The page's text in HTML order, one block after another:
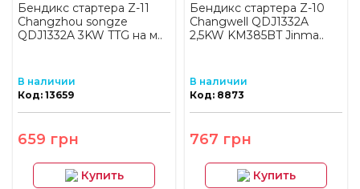
Бендикс стартера Z-11
Changzhou songze
QDJ1332A 3KW TTG на м..
В наличии
Код: 13659
659 грн
Купить
Бендикс стартера Z-10
Changwell QDJ1332A
2,5KW KM385BT Jinma..
В наличии
Код: 8873
767 грн
Купить